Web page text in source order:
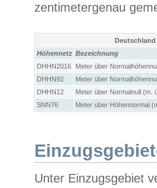
zentimetergenau
Höhennetz Bezeichnung
DHHN2016
Meter über
DHHN92
Meter über
DHHN12
Meter über Normalnull (m.
SNN76
Meter über Höhennormal
Unter Einzugsgebiet